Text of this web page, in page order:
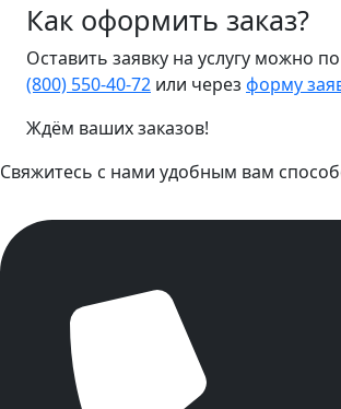
Как оформить заказ?
Оставить заявку на услугу можно
(800) 550-40-72 или через форму
Ждём ваших заказов!
Свяжитесь с нами удобным вам